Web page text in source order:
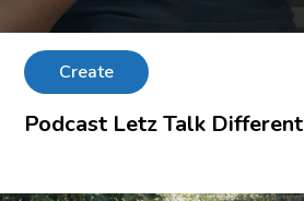
Create
Podcast Letz Talk Different